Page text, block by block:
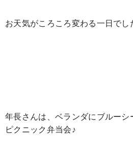
お天気がころころ変わる一日でし
年長さんは、ベランダにブルー
ピクニック弁当会♪